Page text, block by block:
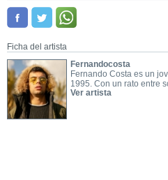
Ficha del artista
Fernandocosta
Fernando Costa es un
1995. Con un rato entre
Ver artista